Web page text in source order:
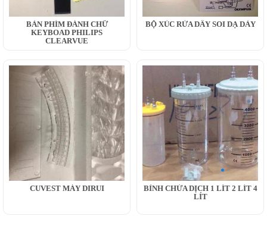
BÀN PHÍM ĐÁNH CHỮ
KEYBOAD PHILIPS
CLEARVUE
BỘ XÚC RỬA DÂY SOI DẠ DÀY
CUVEST MÁY DIRUI
BÌNH CHỨA DỊCH 1 LÍT 2 LÍT 4
LÍT